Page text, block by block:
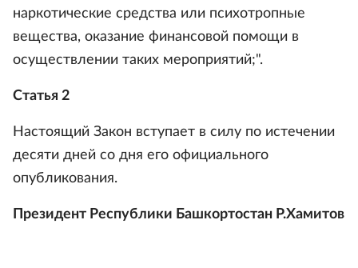
наркотические средства или психотропные
вещества, оказание финансовой помощи в
осуществлении таких мероприятий;".
Статья 2
Настоящий Закон вступает в силу по истечении
десяти дней со дня его официального
опубликования.
Президент Республики Башкортостан Р.Хамитов